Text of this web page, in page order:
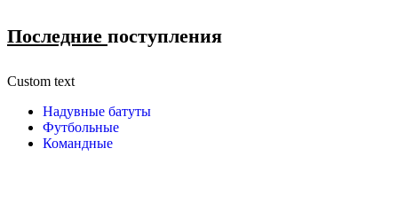
Последние поступления​
Custom text
Надувные батуты
Футбольные
Командные